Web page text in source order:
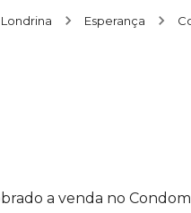
Londrina Esperança
a venda no